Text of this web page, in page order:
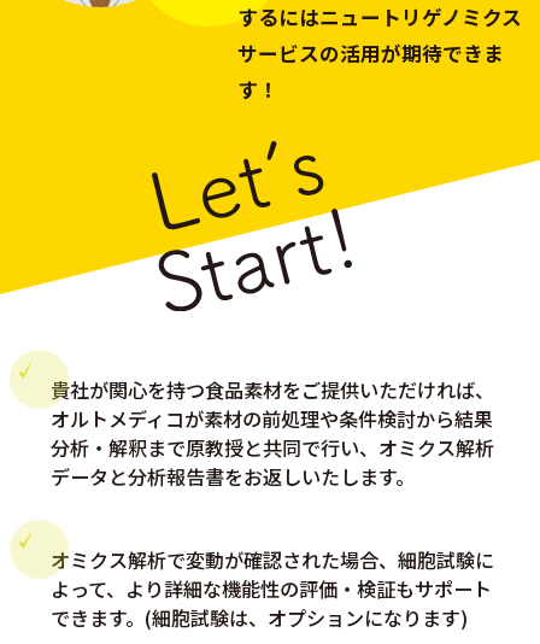
するにはニュートリゲノミクス
サービスの活用が期待できま
す！
貴社が関心を持つ食品素材をご提供いただければ、
オルトメディコが素材の前処理や条件検討から結果
分析・解釈まで原教授と共同で行い、オミクス解析
データと分析報告書をお返しいたします。
オミクス解析で変動が確認された場合、細胞試験に
よって、より詳細な機能性の評価・検証もサポート
できます。(細胞試験は、オプションになります)